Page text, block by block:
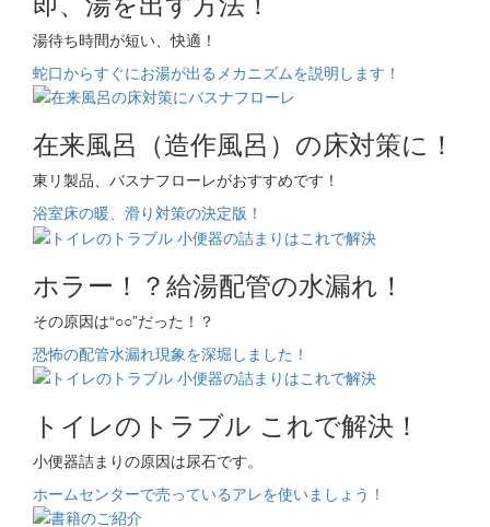
湯待ち時間が短い、快適！
蛇口からすぐにお湯が出るメカニズムを説明します！
在来風呂（造作風呂）の床対策に！
東リ製品、バスナフローレがおすすめです！
浴室床の暖、滑り対策の決定版！
ホラー！？給湯配管の水漏れ！
その原因は“○○”だった！？
恐怖の配管水漏れ現象を深堀しました！
トイレのトラブル これで解決！
小便器詰まりの原因は尿石です。
ホームセンターで売っているアレを使いましょう！